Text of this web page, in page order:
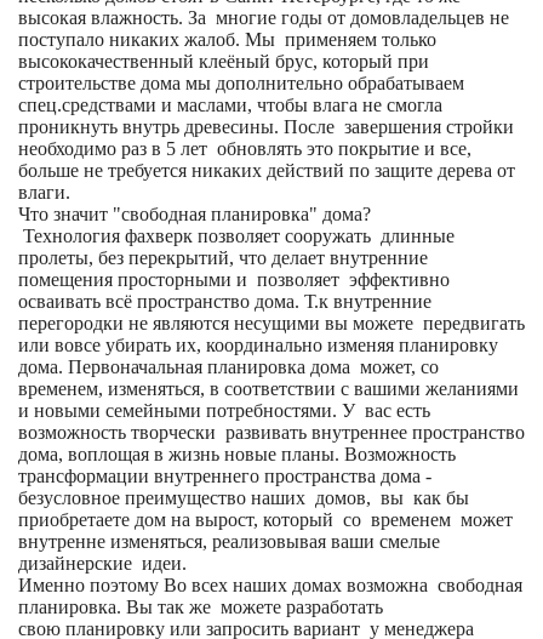
высокая влажность. За многие годы от домовладельцев не
поступало никаких жалоб. Мы применяем только
высококачественный клеёный брус, который при
строительстве дома мы дополнительно обрабатываем
спец.средствами и маслами, чтобы влага не смогла
проникнуть внутрь древесины. После завершения стройки
необходимо раз в 5 лет обновлять это покрытие и все,
больше не требуется никаких действий по защите дерева от
влаги.
Что значит "свободная планировка" дома?
Технология фахверк позволяет сооружать длинные
пролеты, без перекрытий, что делает внутренние
помещения просторными и позволяет эффективно
осваивать всё пространство дома. Т.к внутренние
перегородки не являются несущими вы можете передвигать
или вовсе убирать их, координально изменяя планировку
дома. Первоначальная планировка дома может, со
временем, изменяться, в соответствии с вашими желаниями
и новыми семейными потребностями. У вас есть
возможность творчески развивать внутреннее пространство
дома, воплощая в жизнь новые планы. Возможность
трансформации внутреннего пространства дома -
безусловное преимущество наших домов, вы как бы
приобретаете дом на вырост, который со временем может
внутренне изменяться, реализовывая ваши смелые
дизайнерские идеи.
Именно поэтому Во всех наших домах возможна свободная
планировка. Вы так же можете разработать
свою планировку или запросить вариант у менеджера